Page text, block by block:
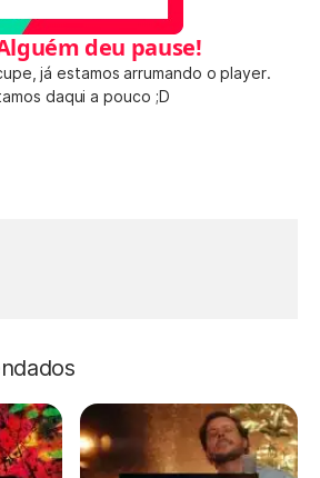
deu pause!
já estamos arrumando o player.
daqui a pouco ;D